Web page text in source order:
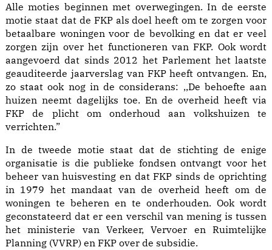
Alle moties beginnen met overwegingen. In de eerste
motie staat dat de FKP als doel heeft om te zorgen voor
betaalbare woningen voor de bevolking en dat er veel
zorgen zijn over het functioneren van FKP. Ook wordt
aangevoerd dat sinds 2012 het Parlement het laatste
geauditeerde jaarverslag van FKP heeft ontvangen. En,
zo staat ook nog in de considerans: ,,De behoefte aan
huizen neemt dagelijks toe. En de overheid heeft via
FKP de plicht om onderhoud aan volkshuizen te
verrichten.”
In de tweede motie staat dat de stichting de enige
organisatie is die publieke fondsen ontvangt voor het
beheer van huisvesting en dat FKP sinds de oprichting
in 1979 het mandaat van de overheid heeft om de
woningen te beheren en te onderhouden. Ook wordt
geconstateerd dat er een verschil van mening is tussen
het ministerie van Verkeer, Vervoer en Ruimtelijke
Planning (VVRP) en FKP over de subsidie.